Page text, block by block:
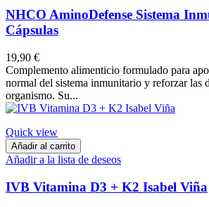
NHCO AminoDefense Sistema
Cápsulas
19,90 €
Complemento alimenticio formulado para
normal del sistema inmunitario y reforzar las
organismo. Su...
Quick view
Añadir al carrito
Añadir a la lista de deseos
IVB Vitamina D3 + K2 Isabel Viña